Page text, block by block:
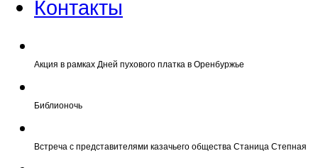
Контакты
Акция в рамках Дней пухового платка в Оренбуржье
Библионочь
Встреча с представителями казачьего общества Станица Степная